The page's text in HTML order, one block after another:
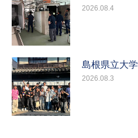
2026.08.4
島根県立大学
2026.08.3